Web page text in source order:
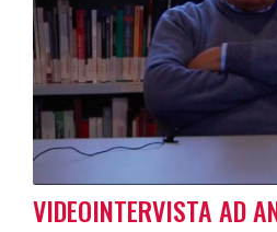
VIDEOINTERVISTA AD